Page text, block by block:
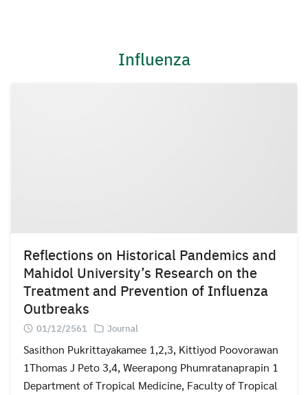
Influenza
Reflections on Historical Pandemics and
Mahidol University’s Research on the
Treatment and Prevention of Influenza
Outbreaks
01/12/2561 Journal
Sasithon Pukrittayakamee 1,2,3, Kittiyod Poovorawan
1Thomas J Peto 3,4, Weerapong Phumratanaprapin 1
Department of Tropical Medicine, Faculty of Tropical